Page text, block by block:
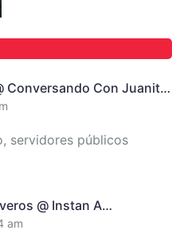
La Unión De Juristas En
servidores públicos
A
De Recursos En
am